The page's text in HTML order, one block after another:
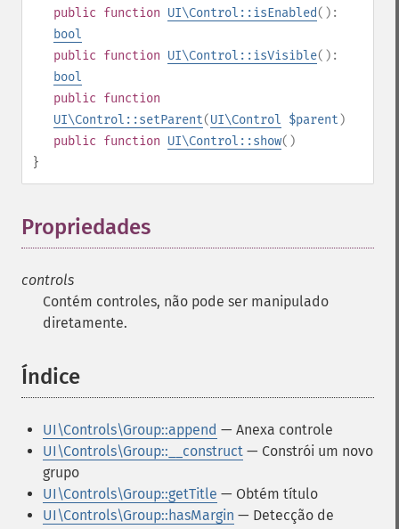
public function UI\Control::isEnabled():
bool
public function UI\Control::isVisible():
bool
public function
UI\Control::setParent(UI\Control $parent )
public function UI\Control::show()
}
Propriedades
controls
Contém controles, não pode ser manipulado
diretamente.
Índice
UI\Controls\Group::append — Anexa controle
UI\Controls\Group::__construct — Constrói um novo
grupo
UI\Controls\Group::getTitle — Obtém título
UI\Controls\Group::hasMargin — Detecção de